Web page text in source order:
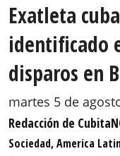
Exatleta
identificado
disparos en
martes 5 de
Redacción de
Sociedad, America